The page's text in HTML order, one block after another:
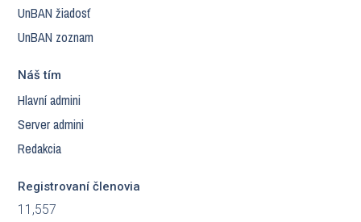
UnBAN žiadosť
UnBAN zoznam
Náš tím
Hlavní admini
Server admini
Redakcia
Registrovaní členovia
11,557